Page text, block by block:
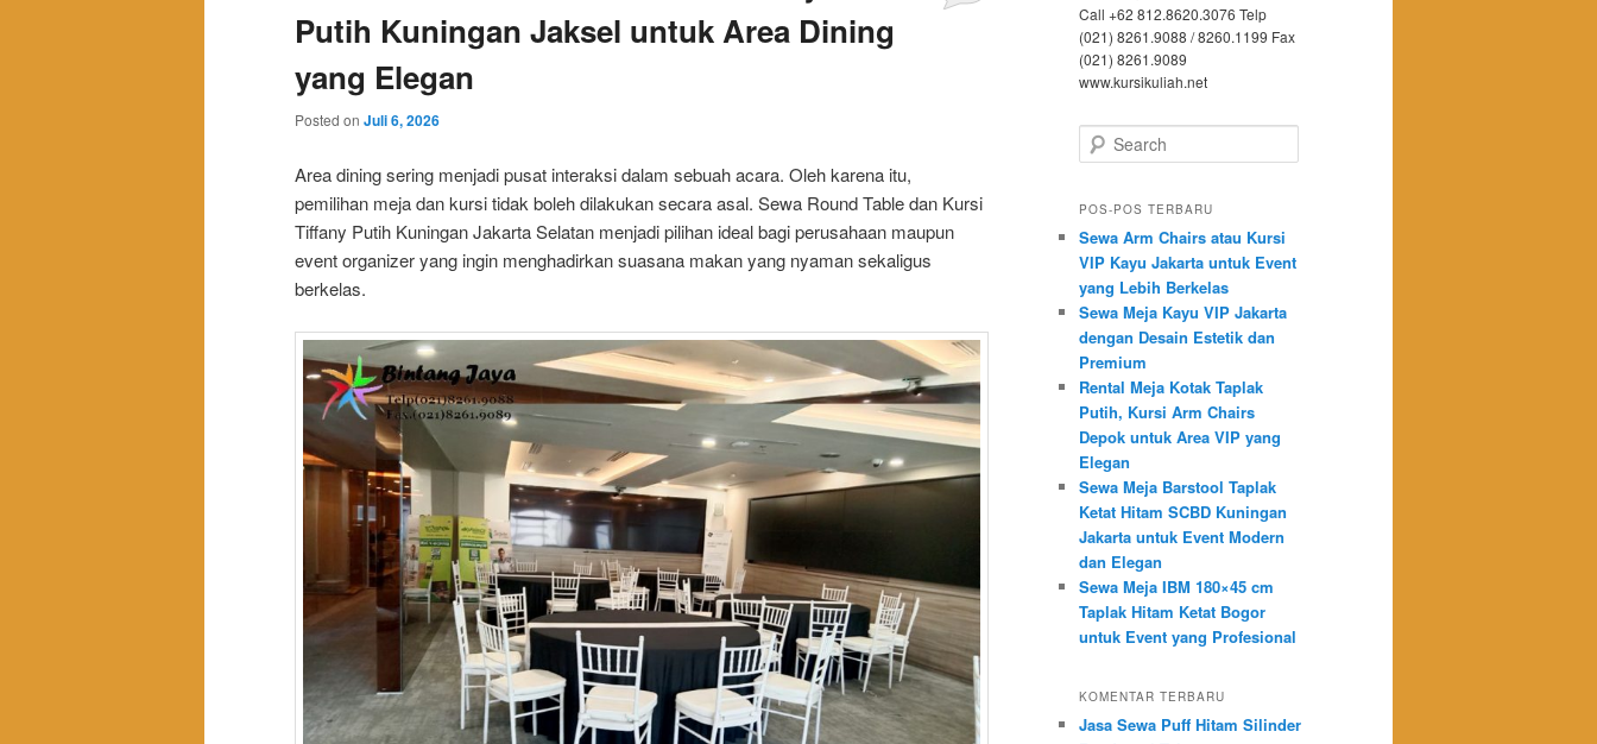
Putih Kuningan Jaksel untuk Area Dining
yang Elegan
Posted on Juli 6, 2026
Area dining sering menjadi pusat interaksi dalam sebuah acara. Oleh karena itu,
pemilihan meja dan kursi tidak boleh dilakukan secara asal. Sewa Round Table dan Kursi
Tiffany Putih Kuningan Jakarta Selatan menjadi pilihan ideal bagi perusahaan maupun
event organizer yang ingin menghadirkan suasana makan yang nyaman sekaligus
berkelas.
Call +62 812.8620.3076 Telp
(021) 8261.9088 / 8260.1199 Fax
(021) 8261.9089
www.kursikuliah.net
Search
POS-POS TERBARU
Sewa Arm Chairs atau Kursi
VIP Kayu Jakarta untuk Event
yang Lebih Berkelas
Sewa Meja Kayu VIP Jakarta
dengan Desain Estetik dan
Premium
Rental Meja Kotak Taplak
Putih, Kursi Arm Chairs
Depok untuk Area VIP yang
Elegan
Sewa Meja Barstool Taplak
Ketat Hitam SCBD Kuningan
Jakarta untuk Event Modern
dan Elegan
Sewa Meja IBM 180×45 cm
Taplak Hitam Ketat Bogor
untuk Event yang Profesional
KOMENTAR TERBARU
Jasa Sewa Puff Hitam Silinder